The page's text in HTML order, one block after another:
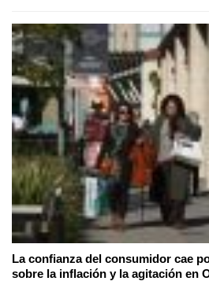
La confianza del consumidor cae
sobre la inflación y la agitación en